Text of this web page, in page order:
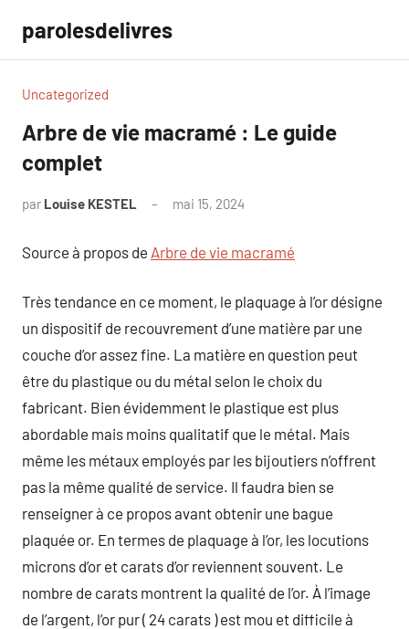
contenu
parolesdelivres
Uncategorized
Arbre de vie macramé : Le guide
complet
par Louise KESTEL mai 15, 2024
Source à propos de Arbre de vie macramé
Très tendance en ce moment, le plaquage à l’or désigne
un dispositif de recouvrement d’une matière par une
couche d’or assez fine. La matière en question peut
être du plastique ou du métal selon le choix du
fabricant. Bien évidemment le plastique est plus
abordable mais moins qualitatif que le métal. Mais
même les métaux employés par les bijoutiers n’offrent
pas la même qualité de service. Il faudra bien se
renseigner à ce propos avant obtenir une bague
plaquée or. En termes de plaquage à l’or, les locutions
microns d’or et carats d’or reviennent souvent. Le
nombre de carats montrent la qualité de l’or. À l’image
de l’argent, l’or pur ( 24 carats ) est mou et difficile à